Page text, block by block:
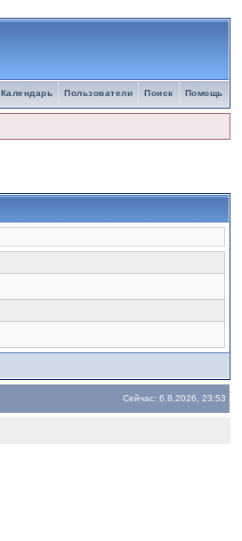
Помощь
Поиск
Пользователи
Календарь
Сейчас: 6.8.2026, 23:53